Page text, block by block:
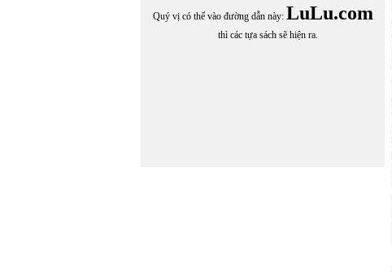
Quý vị có thể vào đường dẫn này: LuLu.com
thì các tựa sách sẽ hiện ra.